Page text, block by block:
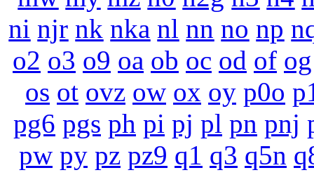
ni njr nk nka nl nn no np
o2 o3 o9 oa ob oc od of og
os ot ovz ow ox oy p0o
pg6 pgs ph pi pj pl pn pnj
pw py pz pz9 q1 q3 q5n